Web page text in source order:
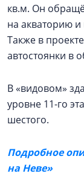
кв.м. Он
на акваторию и
Также в
автостоянки в
В «видовом»
уровне 11-го
шестого.
Подробное
на Неве»